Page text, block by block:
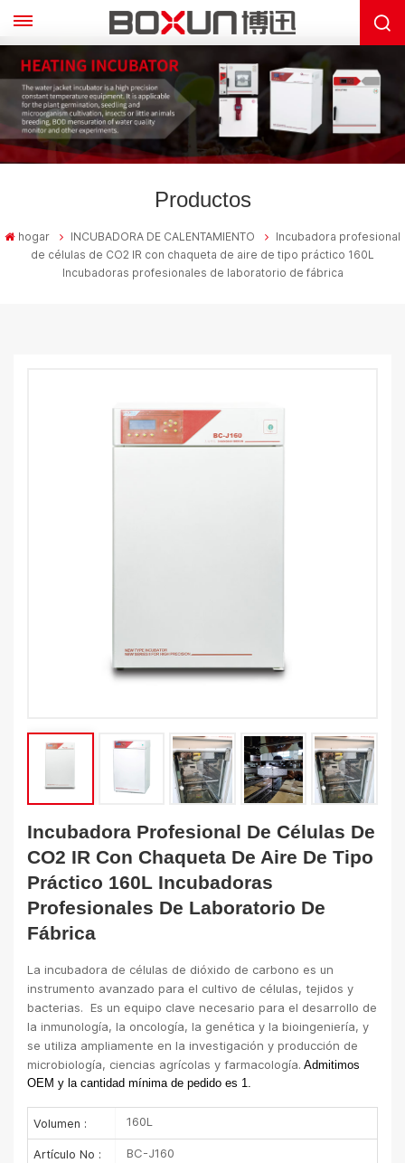
Productos
hogar INCUBADORA DE CALENTAMIENTO
Incubadora profesional
de células de CO2 IR con chaqueta de aire de tipo práctico 160L
Incubadoras profesionales de laboratorio de fábrica
Incubadora Profesional De Células De
CO2 IR Con Chaqueta De Aire De Tipo
Práctico 160L Incubadoras
Profesionales De Laboratorio De
Fábrica
La incubadora de células de dióxido de carbono es un
instrumento avanzado para el cultivo de células, tejidos y
bacterias.
  Es un equipo clave necesario para el desarrollo de
la inmunología, la oncología, la genética y la bioingeniería, y
se utiliza ampliamente en la investigación y producción de
microbiología, ciencias agrícolas y farmacología. Admitimos
OEM y la cantidad mínima de pedido es 1.
Volumen : 160L
Artículo No : BC-J160